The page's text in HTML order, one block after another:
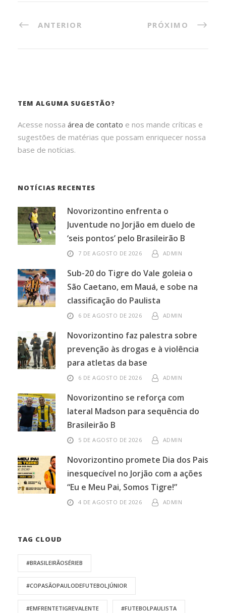
ANTERIOR PRÓXIMO
TEM ALGUMA SUGESTÃO?
Acesse nossa área de contato e nos mande críticas e
sugestões de matérias que possam enriquecer nossa
base de notícias.
NOTÍCIAS RECENTES
Novorizontino enfrenta o
Juventude no Jorjão em duelo de
‘seis pontos’ pelo Brasileirão B
7 DE AGOSTO DE 2026 ADMIN
Sub-20 do Tigre do Vale goleia o
São Caetano, em Mauá, e sobe na
classificação do Paulista
6 DE AGOSTO DE 2026 ADMIN
Novorizontino faz palestra sobre
prevenção às drogas e à violência
para atletas da base
6 DE AGOSTO DE 2026 ADMIN
Novorizontino se reforça com
lateral Madson para sequência do
Brasileirão B
5 DE AGOSTO DE 2026 ADMIN
Novorizontino promete Dia dos Pais
inesquecível no Jorjão com a ações
“Eu e Meu Pai, Somos Tigre!”
4 DE AGOSTO DE 2026 ADMIN
TAG CLOUD
#BRASILEIRÃOSÉRIEB
#COPASÃOPAULODEFUTEBOLJÚNIOR
#EMFRENTETIGREVALENTE #FUTEBOLPAULISTA